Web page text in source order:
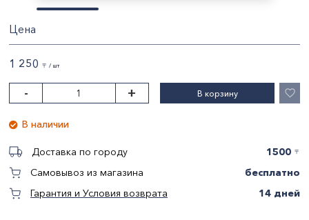
Цена
1 250 〒 / шт
- + В корзину
В наличии
Доставка по городу 1500 〒
Самовывоз из магазина
бесплатно
Гарантия и Условия возврата
14 дней